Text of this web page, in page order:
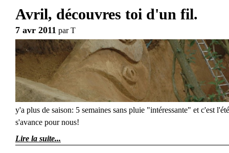
Avril, découvres toi d'un fil.
7 avr 2011 parT
y'a plus de saison: 5 semaines sans pluie "intéressante" et c'est
s'avance pour nous!
Lire la suite